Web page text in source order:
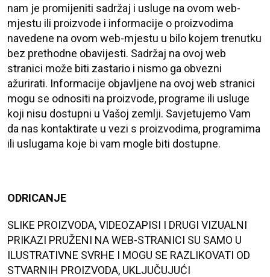
nam je promijeniti sadržaj i usluge na ovom web-
mjestu ili proizvode i informacije o proizvodima
navedene na ovom web-mjestu u bilo kojem trenutku
bez prethodne obavijesti. Sadržaj na ovoj web
stranici može biti zastario i nismo ga obvezni
ažurirati. Informacije objavljene na ovoj web stranici
mogu se odnositi na proizvode, programe ili usluge
koji nisu dostupni u Vašoj zemlji. Savjetujemo Vam
da nas kontaktirate u vezi s proizvodima, programima
ili uslugama koje bi vam mogle biti dostupne.
ODRICANJE
SLIKE PROIZVODA, VIDEOZAPISI I DRUGI VIZUALNI
PRIKAZI PRUŽENI NA WEB-STRANICI SU SAMO U
ILUSTRATIVNE SVRHE I MOGU SE RAZLIKOVATI OD
STVARNIH PROIZVODA, UKLJUČUJUĆI